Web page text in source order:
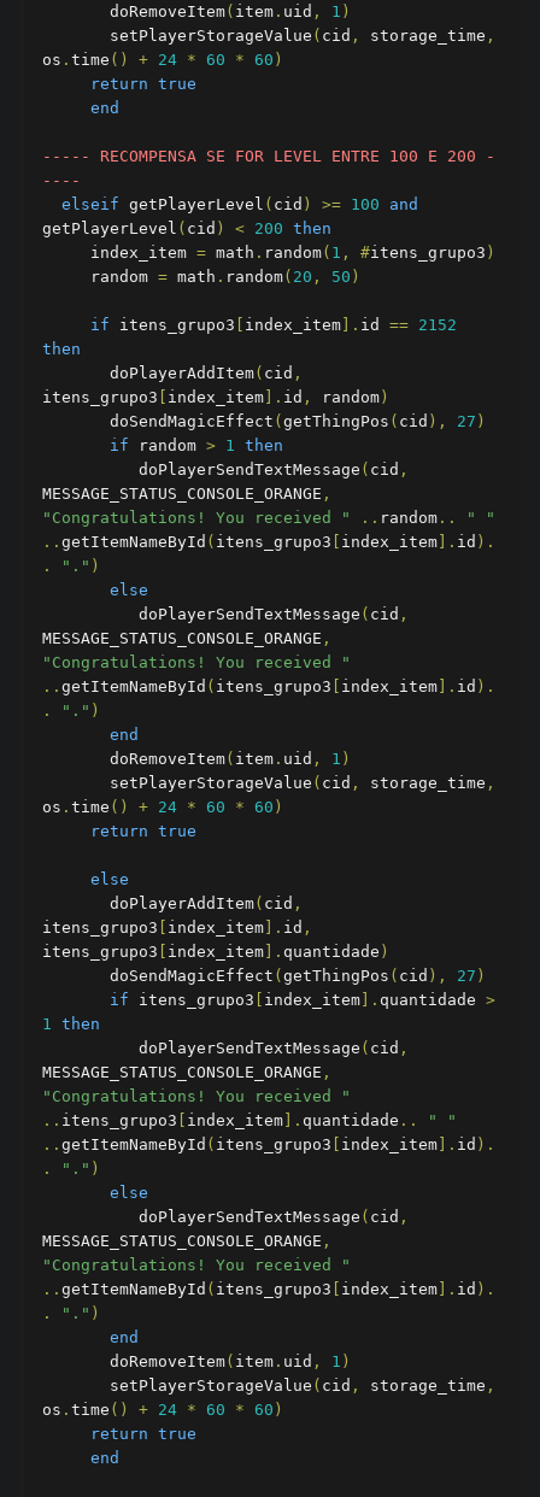
       doRemoveItem
( item . uid , 1 )
       setPlayerStorageValue
( cid , storage_time ,
os . time () + 24 * 60 * 60 )
return true
end
----- RECOMPENSA SE FOR LEVEL ENTRE 100 E 200 -
----
elseif getPlayerLevel ( cid ) >= 100
and
getPlayerLevel ( cid ) < 200 then
     index_item
= math . random( 1 , #itens_grupo3 )
     random
= math . random( 20 , 50 )
if itens_grupo3 index_item ]. id == 2152
then
       doPlayerAddItem
( cid ,
itens_grupo3
index_item ]. id , random )
       doSendMagicEffect
( getThingPos ( cid ), 27 )
if random > 1
then
          doPlayerSendTextMessage
( cid ,
MESSAGE_STATUS_CONSOLE_ORANGE ,
"Congratulations! You received "
.. random ..
" "
.. getItemNameById ( itens_grupo3 index_item ]. id ).
.
"." )
else
          doPlayerSendTextMessage
( cid ,
MESSAGE_STATUS_CONSOLE_ORANGE ,
"Congratulations! You received "
.. getItemNameById ( itens_grupo3 index_item ]. id ).
.
"." )
end
       doRemoveItem
( item . uid , 1 )
       setPlayerStorageValue
( cid , storage_time ,
os . time () + 24 * 60 * 60 )
return true
else
       doPlayerAddItem
( cid ,
itens_grupo3
index_item ]. id ,
itens_grupo3
index_item ]. quantidade )
       doSendMagicEffect
( getThingPos ( cid ), 27 )
if itens_grupo3 index_item ]. quantidade >
1
then
          doPlayerSendTextMessage
( cid ,
MESSAGE_STATUS_CONSOLE_ORANGE ,
"Congratulations! You received "
.. itens_grupo3 index_item ]. quantidade ..
" "
.. getItemNameById ( itens_grupo3 index_item ]. id ).
.
"." )
else
          doPlayerSendTextMessage
( cid ,
MESSAGE_STATUS_CONSOLE_ORANGE ,
"Congratulations! You received "
.. getItemNameById ( itens_grupo3 index_item ]. id ).
.
"." )
end
       doRemoveItem
( item . uid , 1 )
       setPlayerStorageValue
( cid , storage_time ,
os . time () + 24 * 60 * 60 )
return true
end